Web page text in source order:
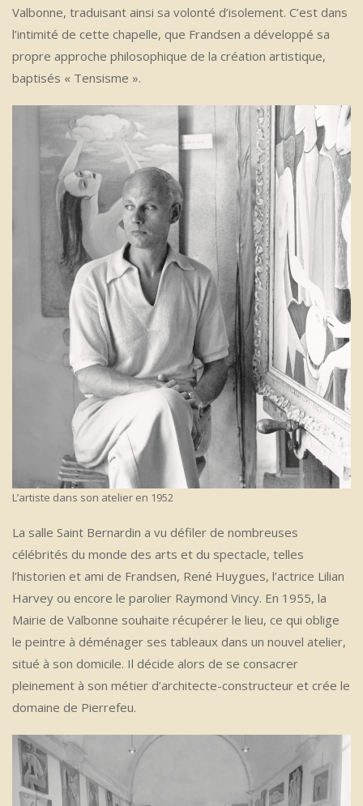
Valbonne, traduisant ainsi sa volonté d’isolement. C’est dans
l’intimité de cette chapelle, que Frandsen a développé sa
propre approche philosophique de la création artistique,
baptisés « Tensisme ».
L’artiste dans son atelier en 1952
La salle Saint Bernardin a vu défiler de nombreuses
célébrités du monde des arts et du spectacle, telles
l’historien et ami de Frandsen, René Huygues, l’actrice Lilian
Harvey ou encore le parolier Raymond Vincy. En 1955, la
Mairie de Valbonne souhaite récupérer le lieu, ce qui oblige
le peintre à déménager ses tableaux dans un nouvel atelier,
situé à son domicile. Il décide alors de se consacrer
pleinement à son métier d’architecte-constructeur et crée le
domaine de Pierrefeu.